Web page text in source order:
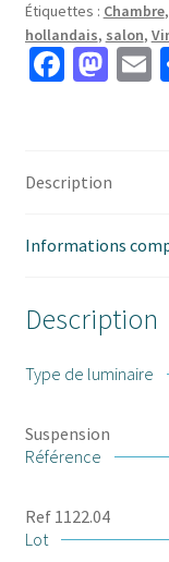
Étiquettes : Chambre,
hollandais, salon,
Fa
o
o
k
M
d
n
E
Description
Informations
Description
Type de luminaire
Suspension
Référence
Ref 1122.04
Lot